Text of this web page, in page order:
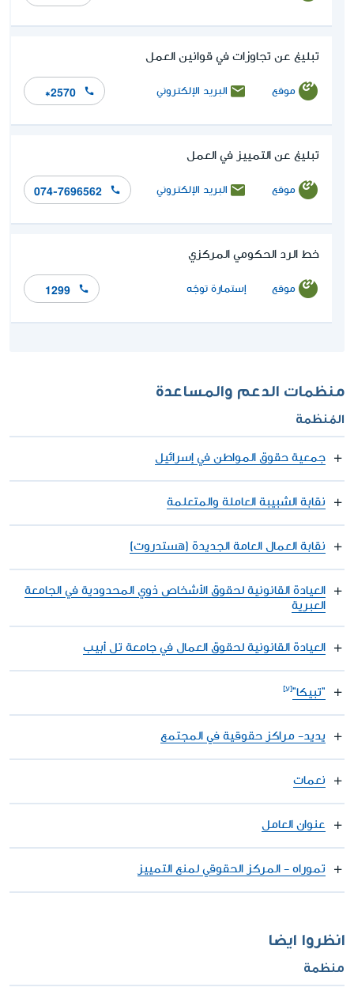
تبليغ عن تجاوزات في قوانين العمل
موقع البريد الإلكتروني *2570
تبليغ عن التمييز في العمل
موقع البريد الإلكتروني 074-7696562
خط الرد الحكومي المركزي
موقع إستمارة توجّه 1299
منظمات الدعم والمساعدة
المُنظمة
جمعية حقوق المواطن في إسرائيل
نقابة الشبيبة العاملة والمتعلمة
نقابة العمال العامة الجديدة (هستدروت)
العيادة القانونية لحقوق الأشخاص ذوي المحدودية في الجامعة
العبرية
العيادة القانونية لحقوق العمال في جامعة تل أبيب
"تبيكا"
يديد- مراكز حقوقية في المجتمع
نعمات
عنوان العامل
تموراه - المركز الحقوقي لمنع التمييز
انظروا ايضا
منظمة